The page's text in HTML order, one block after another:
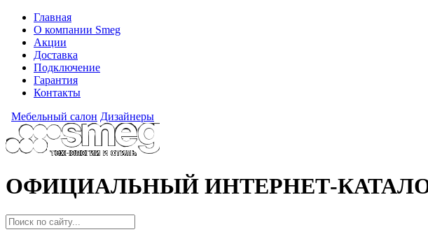
Главная
О компании Smeg
Акции
Доставка
Подключение
Гарантия
Контакты
Мебельный салон Дизайнеры
ОФИЦИАЛЬНЫЙ ИНТЕРНЕТ-КАТАЛОГ